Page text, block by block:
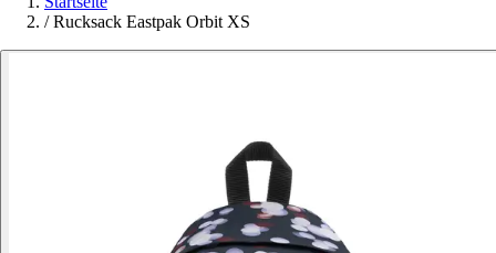
/ Rucksack Eastpak Orbit XS